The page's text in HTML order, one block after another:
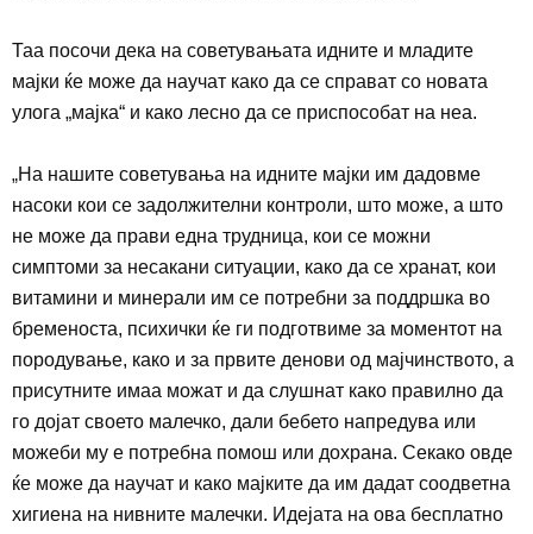
Таа посочи дека на советувањата идните и младите
мајки ќе може да научат како да се справат со новата
улога „мајка“ и како лесно да се приспособат на неа.
„На нашите советувања на идните мајки им дадовме
насоки кои се задолжителни контроли, што може, а што
не може да прави една трудница, кои се можни
симптоми за несакани ситуации, како да се хранат, кои
витамини и минерали им се потребни за поддршка во
бременоста, психички ќе ги подготвиме за моментот на
породување, како и за првите денови од мајчинството, а
присутните имаа можат и да слушнат како правилно да
го дојат своето малечко, дали бебето напредува или
можеби му е потребна помош или дохрана. Секако овде
ќе може да научат и како мајките да им дадат соодветна
хигиена на нивните малечки. Идејата на ова бесплатно